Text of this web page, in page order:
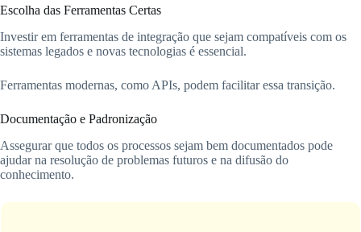
Escolha das Ferramentas Certas
Investir em ferramentas de integração que sejam compatíveis com os
sistemas legados e novas tecnologias é essencial.
Ferramentas modernas, como APIs, podem facilitar essa transição.
Documentação e Padronização
Assegurar que todos os processos sejam bem documentados pode
ajudar na resolução de problemas futuros e na difusão do
conhecimento.